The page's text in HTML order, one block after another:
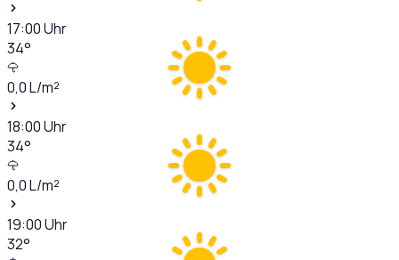
17:00Uhr
34°
0,0L/m²
18:00Uhr
34°
0,0L/m²
19:00Uhr
32°